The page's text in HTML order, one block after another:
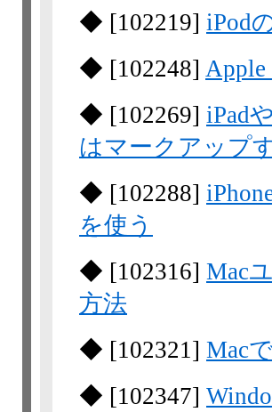
◆ [102219] iPod
◆ [102248] Apple
◆ [102269] iPad
はマークアップ
◆ [102288]
を使う
◆ [102316] Mac
方法
◆ [102321] Mac
◆ [102347]